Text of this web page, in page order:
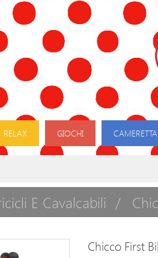
RELAX GIOCHI CAMERETTA
E Cavalcabili
Chicco First